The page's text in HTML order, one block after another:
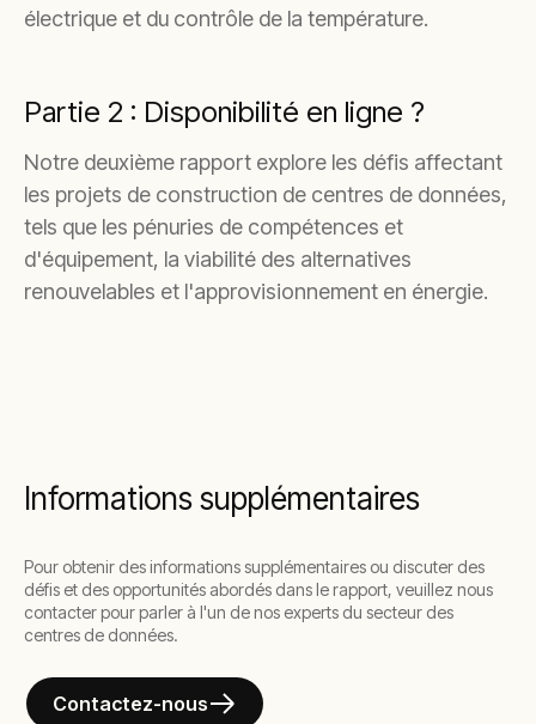
électrique et du contrôle de la température.
Partie 2 : Disponibilité en ligne ?
Notre deuxième rapport explore les défis affectant
les projets de construction de centres de données,
tels que les pénuries de compétences et
d'équipement, la viabilité des alternatives
renouvelables et l'approvisionnement en énergie.
Informations supplémentaires
Pour obtenir des informations supplémentaires ou discuter des
défis et des opportunités abordés dans le rapport, veuillez nous
contacter pour parler à l'un de nos experts du secteur des
centres de données.
Contactez-nous